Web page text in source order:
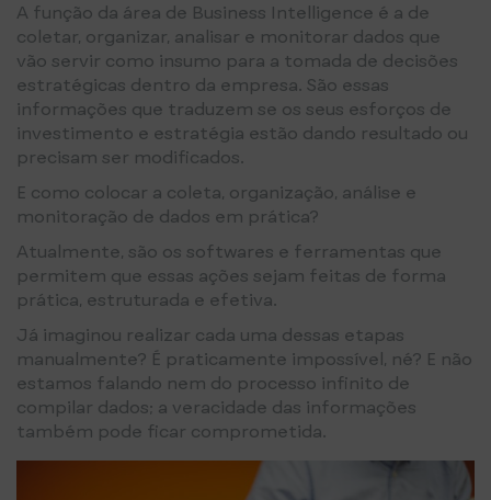
A função da área de Business Intelligence é a de
coletar, organizar, analisar e monitorar dados que
vão servir como insumo para a tomada de decisões
estratégicas dentro da empresa. São essas
informações que traduzem se os seus esforços de
investimento e estratégia estão dando resultado ou
precisam ser modificados.
E como colocar a coleta, organização, análise e
monitoração de dados em prática?
Atualmente, são os softwares e ferramentas que
permitem que essas ações sejam feitas de forma
prática, estruturada e efetiva.
Já imaginou realizar cada uma dessas etapas
manualmente? É praticamente impossível, né? E não
estamos falando nem do processo infinito de
compilar dados; a veracidade das informações
também pode ficar comprometida.